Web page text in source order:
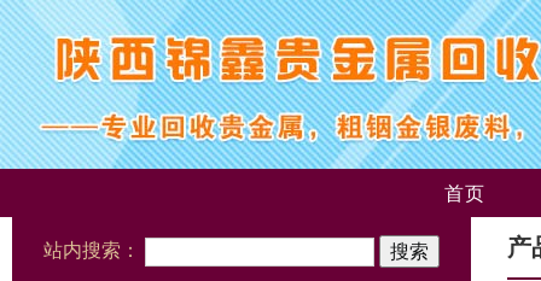
首页
站内搜索： 产